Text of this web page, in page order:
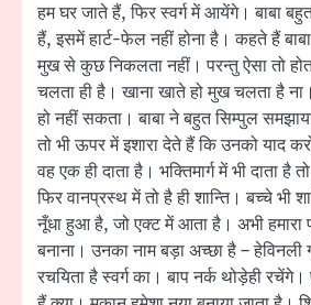
हम घर जाते हैं, फिर स्वर्ग में आयेंगे। बाबा
हैं, इसमें हार्ट-फेल नहीं होना है। कहते हैं
मुख से कुछ निकलता नहीं। परन्तु ऐसा तो
चलता ही है। खाना खाते हो मुख चलता है
हो नहीं सकता। बाबा ने बहुत सिम्पुल
तो भी ऊपर में इशारा देते हैं कि उनको याद
वह एक ही दाता है। भक्तिमार्ग में भी दाता है
फिर वानप्रस्थ में तो है ही शान्ति। बच्चे भी
नूँधा हुआ है, जो एक्ट में आता है। अभी हमारा
बनाना। उनका नाम बड़ा अच्छा है – हेविनली
रचयिता है स्वर्ग का। बाप नर्क थोड़ेही रचेंगे।